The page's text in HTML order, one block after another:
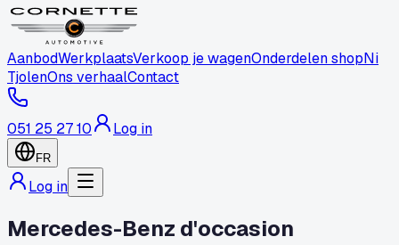
AanbodWerkplaatsVerkoop je wagenOnderdelen shopNi
TjolenOns verhaalContact
051 25 27 10 Log in
FR
Log in
Mercedes-Benz d'occasion